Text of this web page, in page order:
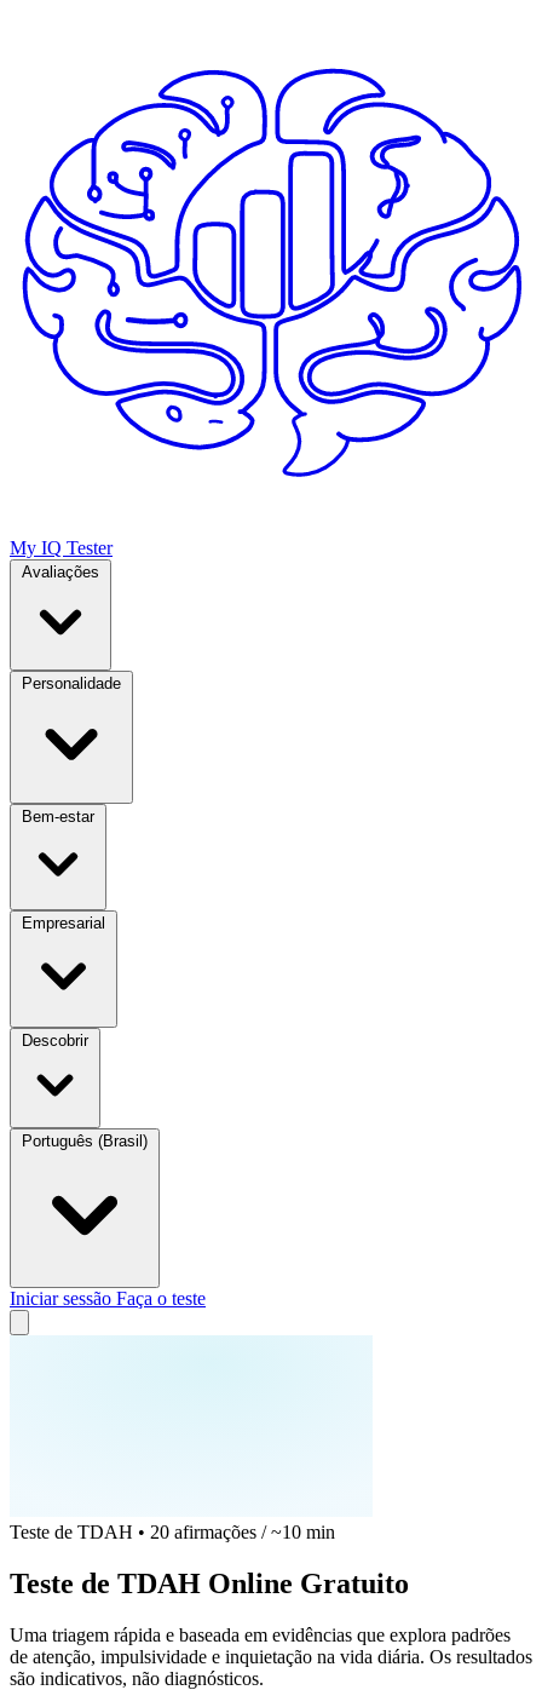
My IQ Tester
Avaliações
Personalidade
Bem-estar
Empresarial
Descobrir
Português (Brasil)
Iniciar sessão Faça o teste
Teste de TDAH • 20 afirmações / ~10 min
Teste de TDAH Online Gratuito
Uma triagem rápida e baseada em evidências que explora padrões
de atenção, impulsividade e inquietação na vida diária. Os resultados
são indicativos, não diagnósticos.